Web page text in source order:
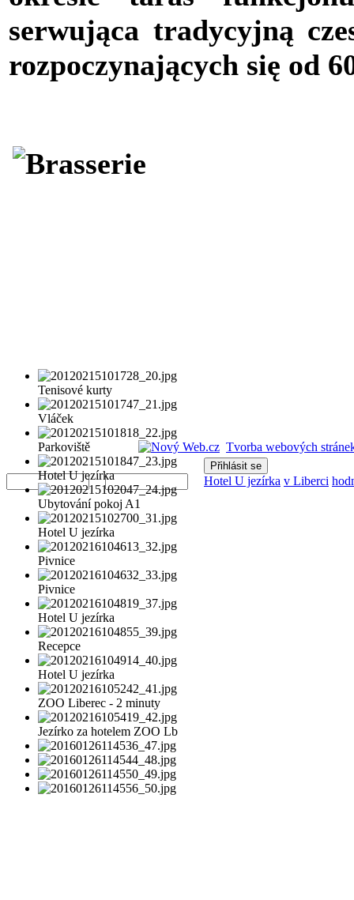
serwująca tradycyjną
rozpoczynających się od
Tenisové kurty
Vláček
Parkoviště
Hotel U jezírka
Ubytování pokoj A1
Hotel U jezírka
Pivnice
Pivnice
Hotel U jezírka
Recepce
Hotel U jezírka
ZOO Liberec - 2 minuty
Jezírko za hotelem ZOO Lb
Tvorba webových
Uživatelské
jméno
Heslo
Hotel U jezírka v Liberci